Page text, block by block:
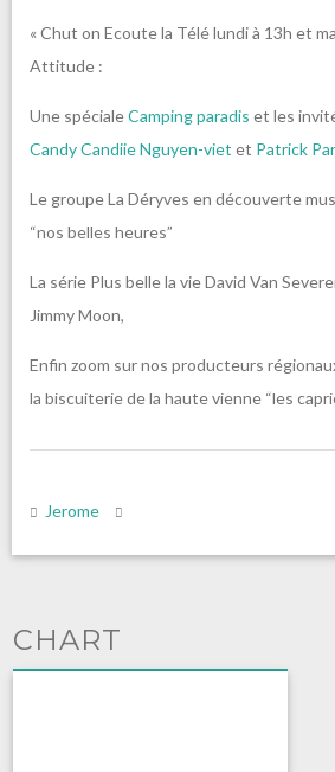
« Chut on Ecoute la Télé lundi à 13h et
Attitude :
Une spécialeCamping paradis et les
Candy Candiie Nguyen-viet et Patrick
Le groupe La Déryves en découverte
“nos belles heures”
La série Plus belle la vie David Van
Jimmy Moon,
Enfin zoom sur nos producteurs
la biscuiterie de la haute vienne “les
Jerome
CHART